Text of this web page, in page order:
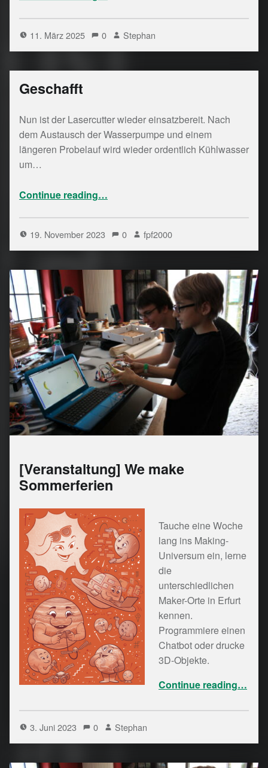
11. März 2025 0 Stephan
Geschafft
Nun ist der Lasercutter wieder einsatzbereit. Nach
dem Austausch der Wasserpumpe und einem
längeren Probelauf wird wieder ordentlich Kühlwasser
um…
Continue reading…
19. November 2023 0 fpf2000
[Veranstaltung] We make
Sommerferien
Tauche eine Woche
lang ins Making-
Universum ein, lerne
die
unterschiedlichen
Maker-Orte in Erfurt
kennen.
Programmiere einen
Chatbot oder drucke
3D-Objekte.
Continue reading…
3. Juni 2023 0 Stephan